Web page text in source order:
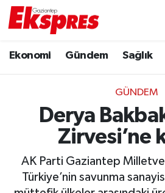
Ekonomi Gündem Sağlık
GÜNDEM
Derya
Zirvesi’ne
AK Parti Gaziantep
Türkiye’nin savunma
Ekonomi
Gaziantep son dakika
Genel
Gündem
Trafik Durumu
Puan Durumu ve Fikstür
Tüm Manşetler
Son Dakika Haberleri